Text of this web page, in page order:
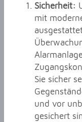
Sicherheit:
mit
Sie sicher
und vor
gesichert